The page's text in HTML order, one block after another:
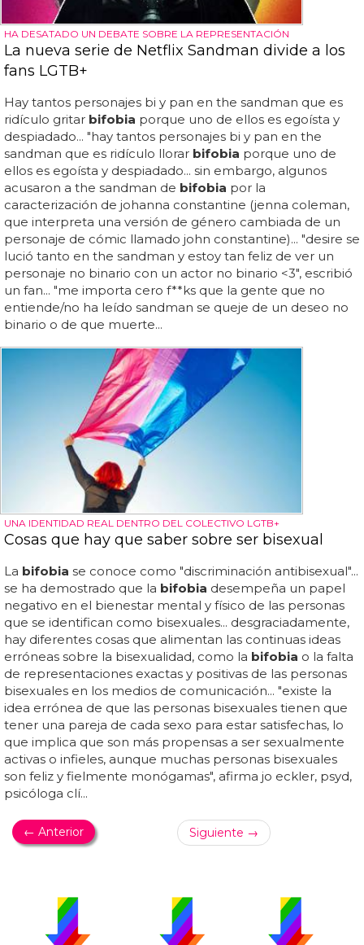
HA DESATADO UN DEBATE SOBRE LA REPRESENTACIÓN
La nueva serie de Netflix Sandman divide a los
fans LGTB+
Hay tantos personajes bi y pan en the sandman que es
ridículo gritar bifobia porque uno de ellos es egoísta y
despiadado... "hay tantos personajes bi y pan en the
sandman que es ridículo llorar bifobia porque uno de
ellos es egoísta y despiadado... sin embargo, algunos
acusaron a the sandman de bifobia por la
caracterización de johanna constantine (jenna coleman,
que interpreta una versión de género cambiada de un
personaje de cómic llamado john constantine)... "desire se
lució tanto en the sandman y estoy tan feliz de ver un
personaje no binario con un actor no binario <3", escribió
un fan... "me importa cero f**ks que la gente que no
entiende/no ha leído sandman se queje de un deseo no
binario o de que muerte...
UNA IDENTIDAD REAL DENTRO DEL COLECTIVO LGTB+
Cosas que hay que saber sobre ser bisexual
La bifobia se conoce como "discriminación antibisexual"...
se ha demostrado que la bifobia desempeña un papel
negativo en el bienestar mental y físico de las personas
que se identifican como bisexuales... desgraciadamente,
hay diferentes cosas que alimentan las continuas ideas
erróneas sobre la bisexualidad, como la bifobia o la falta
de representaciones exactas y positivas de las personas
bisexuales en los medios de comunicación... "existe la
idea errónea de que las personas bisexuales tienen que
tener una pareja de cada sexo para estar satisfechas, lo
que implica que son más propensas a ser sexualmente
activas o infieles, aunque muchas personas bisexuales
son feliz y fielmente monógamas", afirma jo eckler, psyd,
psicóloga clí...
← Anterior Siguiente →